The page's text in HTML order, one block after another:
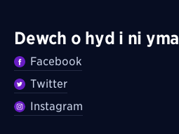
Dewch o hyd i ni yma
Facebook
Twitter
Instagram